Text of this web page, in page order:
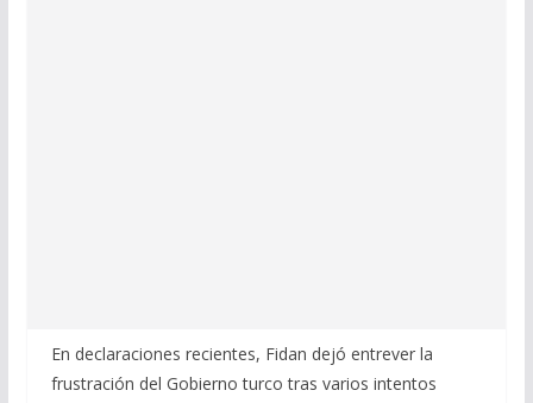
En declaraciones recientes, Fidan dejó entrever la
frustración del Gobierno turco tras varios intentos